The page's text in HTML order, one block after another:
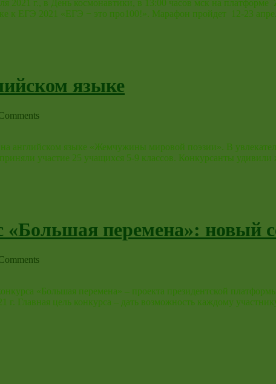
2021 г., в День космонавтики, в 13:00 часов мск на
к ЕГЭ 2021 «ЕГЭ − это про100!». Марафон пройдет 12-23
языке
английском языке «Жемчужины мировой поэзии». В
участие 25 учащихся 5-9 классов. Конкурсанты
«Большая перемена»: новый
«Большая перемена» – проекта президентской
г. Главная цель конкурса – дать возможность каждому